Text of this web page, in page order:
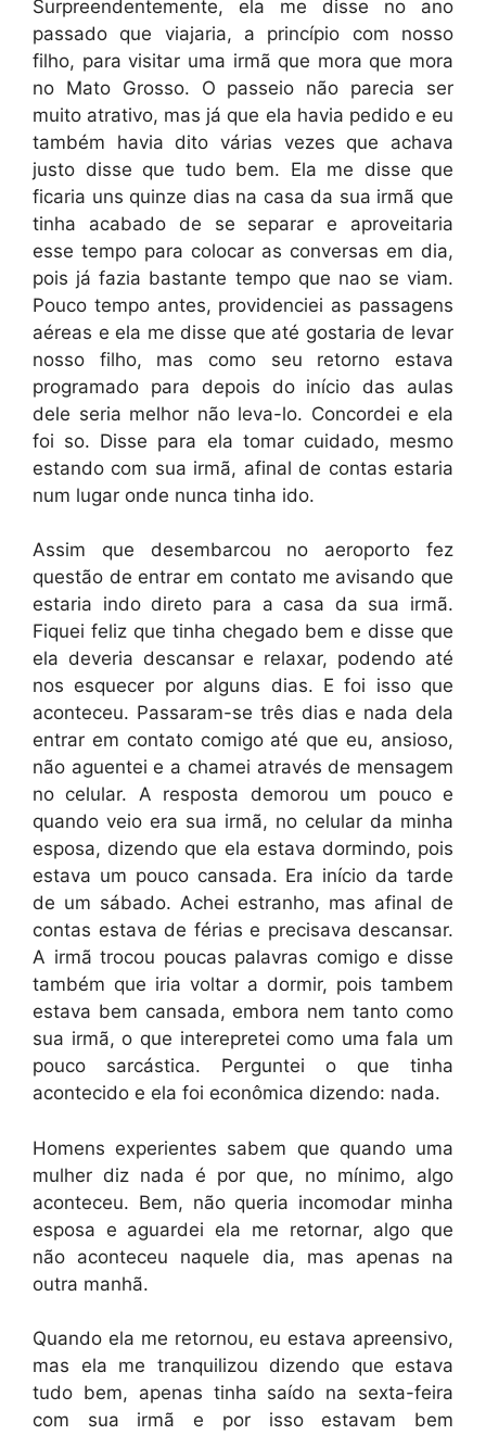
Surpreendentemente, ela me disse no ano
passado que viajaria, a princípio com nosso
filho, para visitar uma irmã que mora que mora
no Mato Grosso. O passeio não parecia ser
muito atrativo, mas já que ela havia pedido e eu
também havia dito várias vezes que achava
justo disse que tudo bem. Ela me disse que
ficaria uns quinze dias na casa da sua irmã que
tinha acabado de se separar e aproveitaria
esse tempo para colocar as conversas em dia,
pois já fazia bastante tempo que nao se viam.
Pouco tempo antes, providenciei as passagens
aéreas e ela me disse que até gostaria de levar
nosso filho, mas como seu retorno estava
programado para depois do início das aulas
dele seria melhor não leva-lo. Concordei e ela
foi so. Disse para ela tomar cuidado, mesmo
estando com sua irmã, afinal de contas estaria
num lugar onde nunca tinha ido.
Assim que desembarcou no aeroporto fez
questão de entrar em contato me avisando que
estaria indo direto para a casa da sua irmã.
Fiquei feliz que tinha chegado bem e disse que
ela deveria descansar e relaxar, podendo até
nos esquecer por alguns dias. E foi isso que
aconteceu. Passaram-se três dias e nada dela
entrar em contato comigo até que eu, ansioso,
não aguentei e a chamei através de mensagem
no celular. A resposta demorou um pouco e
quando veio era sua irmã, no celular da minha
esposa, dizendo que ela estava dormindo, pois
estava um pouco cansada. Era início da tarde
de um sábado. Achei estranho, mas afinal de
contas estava de férias e precisava descansar.
A irmã trocou poucas palavras comigo e disse
também que iria voltar a dormir, pois tambem
estava bem cansada, embora nem tanto como
sua irmã, o que interepretei como uma fala um
pouco sarcástica. Perguntei o que tinha
acontecido e ela foi econômica dizendo: nada.
Homens experientes sabem que quando uma
mulher diz nada é por que, no mínimo, algo
aconteceu. Bem, não queria incomodar minha
esposa e aguardei ela me retornar, algo que
não aconteceu naquele dia, mas apenas na
outra manhã.
Quando ela me retornou, eu estava apreensivo,
mas ela me tranquilizou dizendo que estava
tudo bem, apenas tinha saído na sexta-feira
com sua irmã e por isso estavam bem